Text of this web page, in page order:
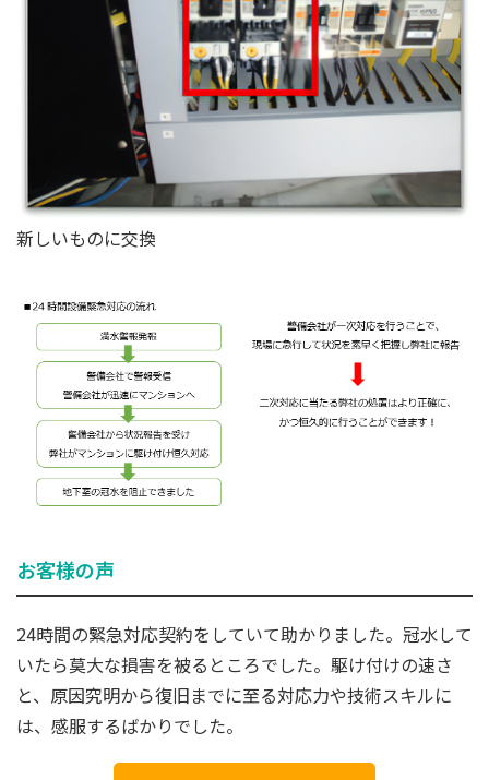
新しいものに交換
お客様の声
24時間の緊急対応契約をしていて助かりました。冠水して
いたら莫大な損害を被るところでした。駆け付けの速さ
と、原因究明から復旧までに至る対応力や技術スキルに
は、感服するばかりでした。